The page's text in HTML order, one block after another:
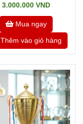
3.000.000 VND
Mua ngay
Thêm vào giỏ hàng